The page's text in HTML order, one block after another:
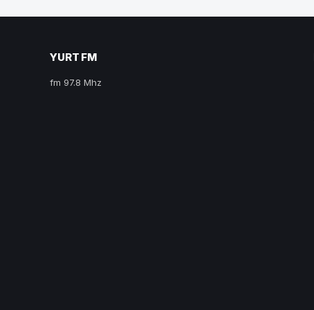
YURT FM
fm 97.8 Mhz